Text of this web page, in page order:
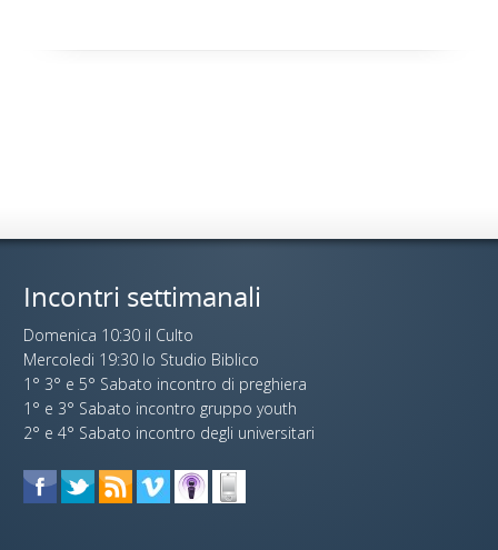
Incontri settimanali
Domenica 10:30 il Culto
Mercoledi 19:30 lo Studio Biblico
1° 3° e 5° Sabato incontro di preghiera
1° e 3° Sabato incontro gruppo youth
2° e 4° Sabato incontro degli universitari